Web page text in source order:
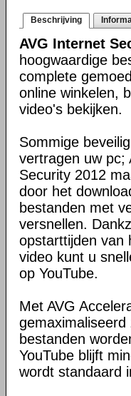
Beschrijving
AVG Internet
hoogwaardige
complete
online winkelen,
video's bekijken.
Sommige
vertragen uw pc;
Security 2012
door het
bestanden met
versnellen.
opstarttijden van
video kunt u
op YouTube.
Met AVG
bestanden
YouTube blijft
wordt standaard